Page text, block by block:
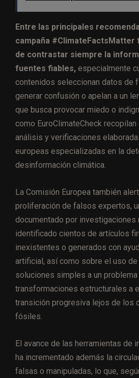
Entre las principales
campaña #ClimateFactsMatter
de contrastar siempre la
fuentes fiables, especialmente
contenidos seleccionan datos de
generar confusión o apelan a un
que busca provocar miedo o
como EuroClimateCheck
análisis y verificaciones
europeas especializadas en la
desinformación climática.
La Comisión Europea también
proliferación de falsos expertos,
documentado por investigaciones
identificado cientos de artículos
inexistentes o generados con
artificial, así como sobre el uso
soluciones simples a un
transformaciones estructurales a
transición progresiva lejos de los
fósiles.
El avance de las herramientas de
ha incrementado además la
falsas o manipuladas, lo que,